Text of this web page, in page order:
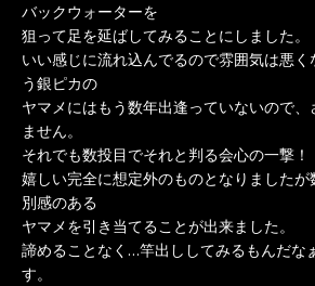
バックウォーターを
狙って足を延ばしてみることにしました。
いい感じに流れ込んでるので雰囲気は悪
う銀ピカの
ヤマメにはもう数年出逢っていないので
ません。
それでも数投目でそれと判る会心の一撃！
嬉しい完全に想定外のものとなりました
別感のある
ヤマメを引き当てることが出来ました。
諦めることなく…竿出ししてみるもんだな
す。